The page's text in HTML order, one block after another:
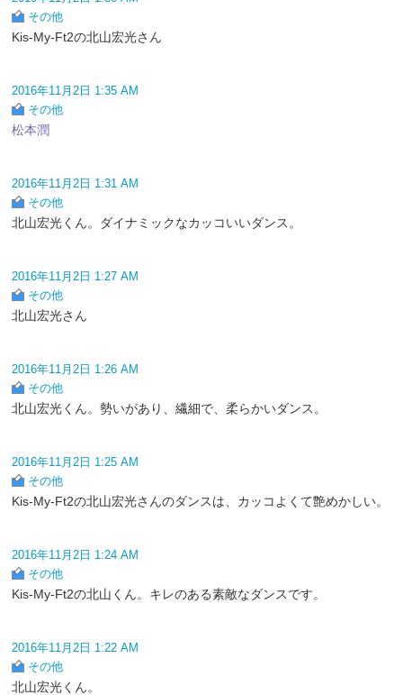
その他
Kis-My-Ft2の北山宏光さん
2016年11月2日 1:35 AM
その他
松本潤
2016年11月2日 1:31 AM
その他
北山宏光くん。ダイナミックなカッコいいダンス。
2016年11月2日 1:27 AM
その他
北山宏光さん
2016年11月2日 1:26 AM
その他
北山宏光くん。勢いがあり、繊細で、柔らかいダンス。
2016年11月2日 1:25 AM
その他
Kis-My-Ft2の北山宏光さんのダンスは、カッコよくて艶めかしい。
2016年11月2日 1:24 AM
その他
Kis-My-Ft2の北山くん。キレのある素敵なダンスです。
2016年11月2日 1:22 AM
その他
北山宏光くん。